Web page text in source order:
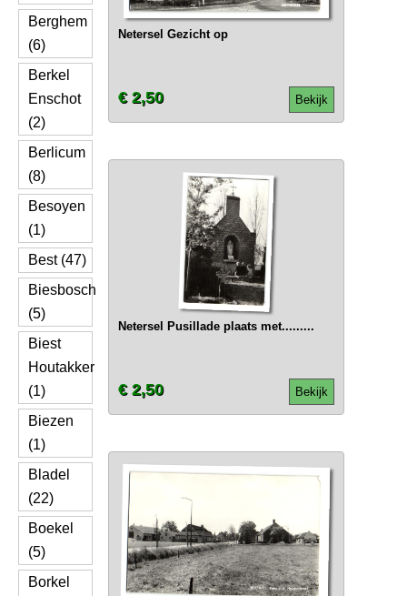
Berghem
(6)
Berkel
Enschot
(2)
Berlicum
(8)
Besoyen
(1)
Best (47)
Biesbosch
(5)
Biest
Houtakker
(1)
Biezen
(1)
Bladel
(22)
Boekel
(5)
Borkel
Netersel Gezicht op
Bekijk
€ 2,50
Netersel Pusillade plaats met.........
Bekijk
€ 2,50